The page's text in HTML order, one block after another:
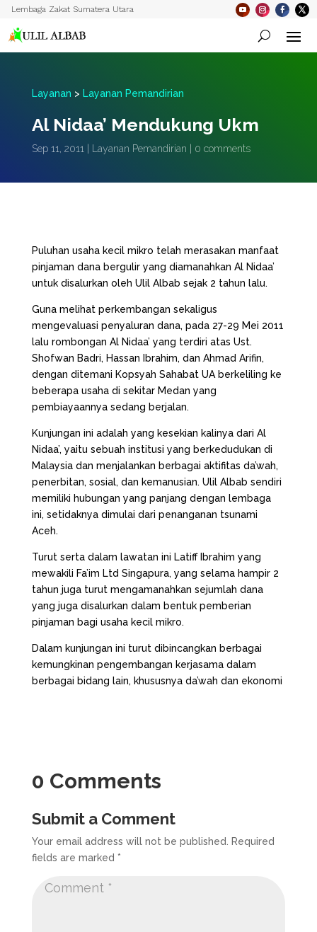
Lembaga Zakat Sumatera Utara
Layanan > Layanan Pemandirian
Al Nidaa’ Mendukung Ukm
Sep 11, 2011 Layanan Pemandirian 0 comments
Puluhan usaha kecil mikro telah merasakan manfaat
pinjaman dana bergulir yang diamanahkan Al Nidaa’
untuk disalurkan oleh Ulil Albab sejak 2 tahun lalu.
Guna melihat perkembangan sekaligus
mengevaluasi penyaluran dana, pada 27-29 Mei 2011
lalu rombongan Al Nidaa’ yang terdiri atas Ust.
Shofwan Badri, Hassan Ibrahim, dan Ahmad Arifin,
dengan ditemani Kopsyah Sahabat UA berkeliling ke
beberapa usaha di sekitar Medan yang
pembiayaannya sedang berjalan.
Kunjungan ini adalah yang kesekian kalinya dari Al
Nidaa’, yaitu sebuah institusi yang berkedudukan di
Malaysia dan menjalankan berbagai aktifitas da’wah,
penerbitan, sosial, dan kemanusian. Ulil Albab sendiri
memiliki hubungan yang panjang dengan lembaga
ini, setidaknya dimulai dari penanganan tsunami
Aceh.
Turut serta dalam lawatan ini Latiff Ibrahim yang
mewakili Fa’im Ltd Singapura, yang selama hampir 2
tahun juga turut mengamanahkan sejumlah dana
yang juga disalurkan dalam bentuk pemberian
pinjaman bagi usaha kecil mikro.
Dalam kunjungan ini turut dibincangkan berbagai
kemungkinan pengembangan kerjasama dalam
berbagai bidang lain, khususnya da’wah dan ekonomi
0 Comments
Submit a Comment
Your email address will not be published.
Required
fields are marked *